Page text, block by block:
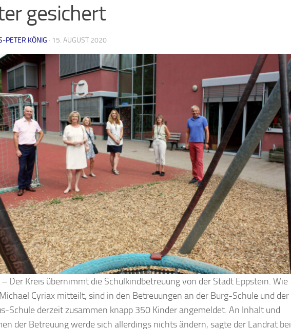
gesichert
PETER KÖNIG · 15. AUGUST 2020
Der Kreis übernimmt die Schulkindbetreuung von der Stadt Eppstein. Wie
Cyriax mitteilt, sind in den Betreuungen an der Burg-Schule und der
Schule derzeit zusammen knapp 350 Kinder angemeldet. An Inhalt und
der Betreuung werde sich allerdings nichts ändern, sagte der Landrat bei